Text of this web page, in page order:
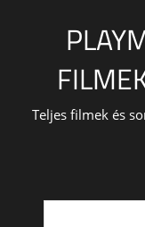
Teljes filmek és